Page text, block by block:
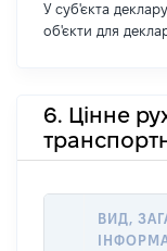
У суб'єкта
об'єкти для
6. Цінне
ВИД,